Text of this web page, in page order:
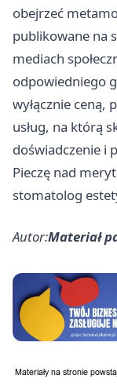
obejrzeć
publikowane na
mediach
odpowiedniego
wyłącznie ceną,
usług, na którą
doświadczenie i
Pieczę nad
stomatolog
Autor:Materiał